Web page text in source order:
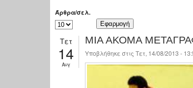
Άρθρα/σελ.
Τετ
14
Αυγ
ΜΙΑ ΑΚΟΜΑ
Υποβλήθηκε στις Τετ, 14/08/2013 -